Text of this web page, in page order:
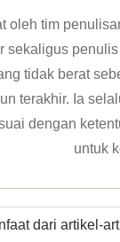
oleh tim
sekaligus
tidak berat
terakhir. Ia
dengan
untuk
dari artikel-